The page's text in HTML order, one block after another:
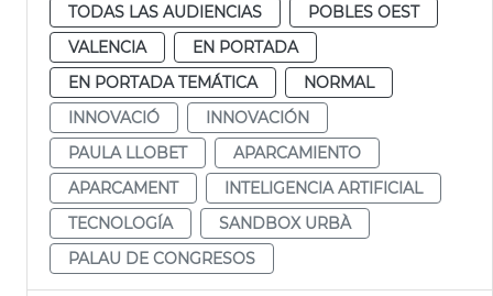
TODAS LAS AUDIENCIAS
POBLES OEST
VALENCIA
EN PORTADA
EN PORTADA TEMÁTICA
NORMAL
INNOVACIÓ
INNOVACIÓN
PAULA LLOBET
APARCAMIENTO
APARCAMENT
INTELIGENCIA ARTIFICIAL
TECNOLOGÍA
SANDBOX URBÀ
PALAU DE CONGRESOS